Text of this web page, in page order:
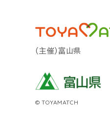
(主催)富山県
© TOYAMATCH